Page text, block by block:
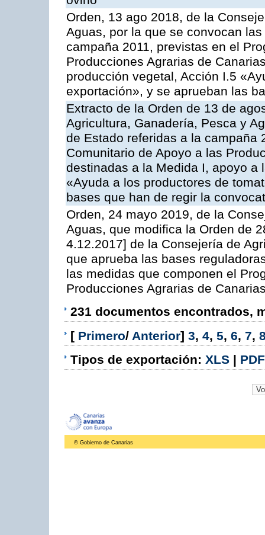
Orden, 13 ago 2018, de la
Aguas, por la que se convocan
campaña 2011, previstas en el
Producciones Agrarias de
producción vegetal, Acción I.5
exportación», y se aprueban las
Extracto de la Orden de 13 de
Agricultura, Ganadería, Pesca y
de Estado referidas a la campaña
Comunitario de Apoyo a las
destinadas a la Medida I, apoyo a
«Ayuda a los productores de
bases que han de regir la
Orden, 24 mayo 2019, de la
Aguas, que modifica la Orden de
4.12.2017] de la Consejería de
que aprueba las bases
las medidas que componen el
Producciones Agrarias de
231 documentos encontrados,
[ Primero/ Anterior] 3, 4, 5, 6, 7,
Tipos de exportación: XLS | PDF
© Gobierno de Canarias